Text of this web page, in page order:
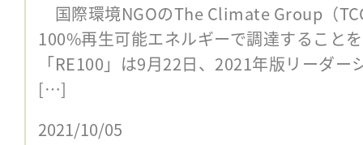
国際環境NGOのThe Climate Group（
100%再生可能エネルギーで調達すること
「RE100」は9月22日、2021年版リーダ
[…]
2021/10/05